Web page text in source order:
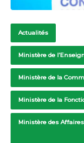
Actualités
Ministère de
Ministère de la
Ministère de la
Ministère des